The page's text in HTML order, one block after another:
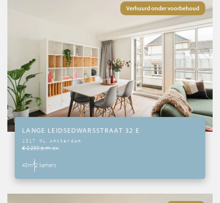
Verhuurd onder voorbehoud
LANGE LEIDSEDWARSSTRAAT 32 E
1017 NL Amsterdam
€ 2.250 p.m. ex.
45m²2 kamers